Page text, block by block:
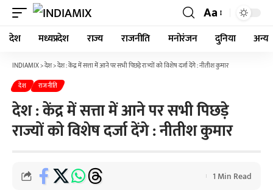
Aa
देश मध्यप्रदेश राज्य राजनीति मनोरंजन दुनिया अन्य
INDIAMIX>देश>देश : केंद्र में सत्ता में आने पर सभी पिछड़े राज्यों को विशेष दर्जा देंगे : नीतीश कुमार
देश राजनीति
देश : केंद्र में सत्ता में आने पर सभी पिछड़े
राज्यों को विशेष दर्जा देंगे : नीतीश कुमार
1 Min Read